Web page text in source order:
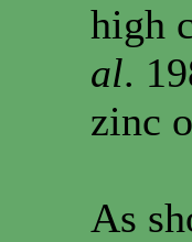
high
al.
zinc
As